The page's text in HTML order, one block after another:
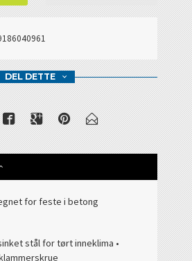
DEL DETTE
for feste i betong
stål for tørt inneklima •